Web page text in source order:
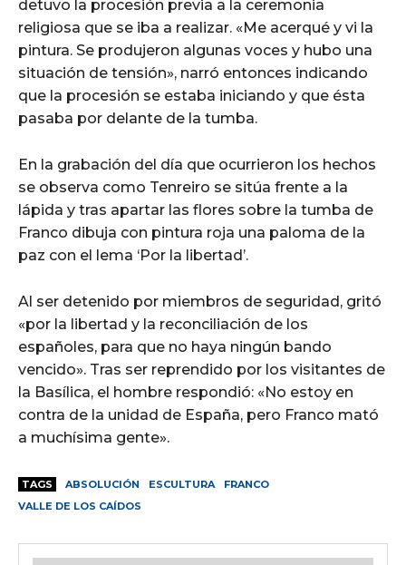
detuvo la procesión previa a la ceremonia
religiosa que se iba a realizar. «Me acerqué y vi la
pintura. Se produjeron algunas voces y hubo una
situación de tensión», narró entonces indicando
que la procesión se estaba iniciando y que ésta
pasaba por delante de la tumba.
En la grabación del día que ocurrieron los hechos
se observa como Tenreiro se sitúa frente a la
lápida y tras apartar las flores sobre la tumba de
Franco dibuja con pintura roja una paloma de la
paz con el lema ‘Por la libertad’.
Al ser detenido por miembros de seguridad, gritó
«por la libertad y la reconciliación de los
españoles, para que no haya ningún bando
vencido». Tras ser reprendido por los visitantes de
la Basílica, el hombre respondió: «No estoy en
contra de la unidad de España, pero Franco mató
a muchísima gente».
TAGS ABSOLUCIÓN ESCULTURA
FRANCO
VALLE DE LOS CAÍDOS